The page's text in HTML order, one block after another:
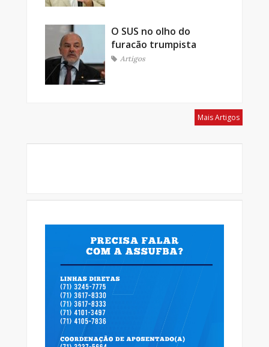
O SUS no olho do
furacão trumpista
Artigos
Mais Artigos